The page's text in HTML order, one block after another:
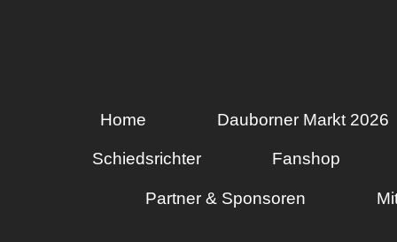
Home Dauborner Markt 2026
Schiedsrichter Fanshop
Partner & Sponsoren